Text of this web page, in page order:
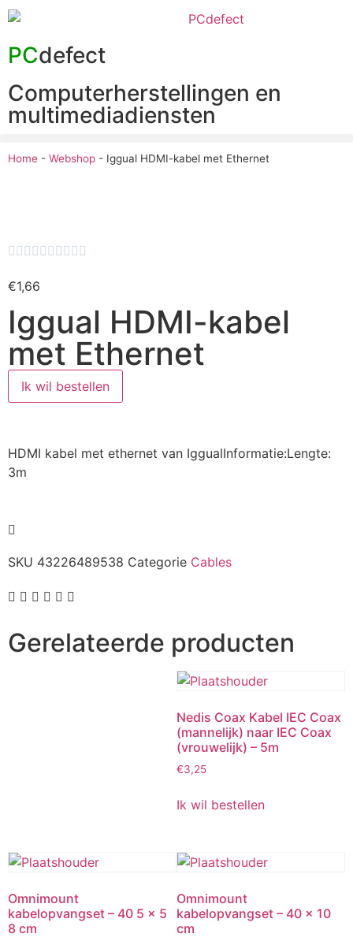
PCdefect
Computerherstellingen en
multimediadiensten
Home - Webshop - Iggual HDMI-kabel met Ethernet
         
€1,66
Iggual HDMI-kabel
met Ethernet
Ik wil bestellen
HDMI kabel met ethernet van IggualInformatie:Lengte:
3m
SKU 43226489538 Categorie Cables
Gerelateerde producten
Nedis Coax Kabel IEC Coax
(mannelijk) naar IEC Coax
(vrouwelijk) – 5m
€3,25
Ik wil bestellen
Omnimount
kabelopvangset – 40 5 x 5
8 cm
Omnimount
kabelopvangset – 40 x 10
cm